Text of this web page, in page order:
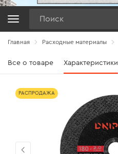
Главная Расходные материалы
Все о товаре Характеристики
РАСПРОДАЖА